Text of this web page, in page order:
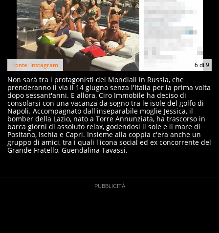
6di 9
Fonte: Instagram
Non sarà tra i protagonisti dei Mondiali in Russia, che
prenderanno il via il 14 giugno senza l'Italia per la prima volta
dopo sessant'anni. E allora, Ciro Immobile ha deciso di
consolarsi con una vacanza da sogno tra le isole del golfo di
Napoli. Accompagnato dall'inseparabile moglie Jessica, il
bomber della Lazio, nato a Torre Annunziata, ha trascorso in
barca giorni di assoluto relax, godendosi il sole e il mare di
Positano, Ischia e Capri. Insieme alla coppia c'era anche un
gruppo di amici, tra i quali l'icona social ed ex concorrente del
Grande Fratello, Guendalina Tavassi.